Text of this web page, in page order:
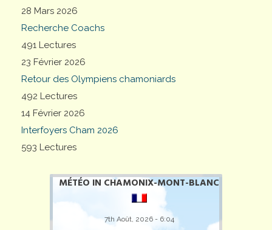
28 Mars 2026
Recherche Coachs
491 Lectures
23 Février 2026
Retour des Olympiens chamoniards
492 Lectures
14 Février 2026
Interfoyers Cham 2026
593 Lectures
MÉTÉO IN CHAMONIX-MONT-BLANC
7th Août, 2026 - 6:04